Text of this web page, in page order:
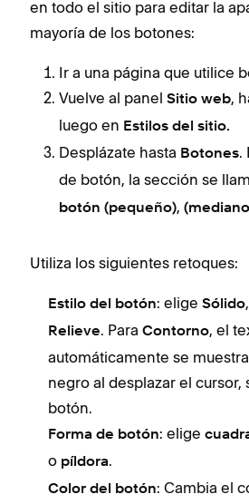
en todo el sitio para editar la
mayoría de los botones:
Ir a una página que utilice
Vuelve al panel Sitio web,
luego en Estilos del sitio.
Desplázate hasta Botones.
de botón, la sección se
botón (pequeño),
Utiliza los siguientes retoques:
Estilo del botón: elige Sólido,
Relieve. Para Contorno, el
automáticamente se
negro al desplazar el cursor,
botón.
Forma de botón: elige
o píldora.
Color del botón: Cambia el